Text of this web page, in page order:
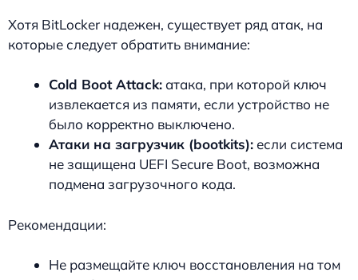
Хотя BitLocker надежен, существует ряд атак, на
которые следует обратить внимание:
Cold Boot Attack: атака, при которой ключ
извлекается из памяти, если устройство не
было корректно выключено.
Атаки на загрузчик (bootkits): если система
не защищена UEFI Secure Boot, возможна
подмена загрузочного кода.
Рекомендации:
Не размещайте ключ восстановления на том